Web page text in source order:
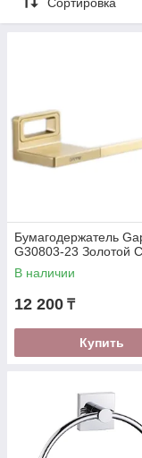
Бумагодержатель
G30803-23 Золотой
В наличии
12 200 ₸
Купить